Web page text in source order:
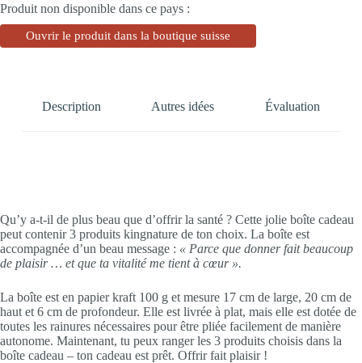
Produit non disponible dans ce pays :
Ouvrir le produit dans la boutique suisse
Description Autres idées Évaluation
Qu’y a-t-il de plus beau que d’offrir la santé ? Cette jolie boîte cadeau
peut contenir 3 produits kingnature de ton choix. La boîte est
accompagnée d’un beau message : « Parce que donner fait beaucoup
de plaisir … et que ta vitalité me tient à cœur ».
La boîte est en papier kraft 100 g et mesure 17 cm de large, 20 cm de
haut et 6 cm de profondeur. Elle est livrée à plat, mais elle est dotée de
toutes les rainures nécessaires pour être pliée facilement de manière
autonome. Maintenant, tu peux ranger les 3 produits choisis dans la
boîte cadeau – ton cadeau est prêt. Offrir fait plaisir !